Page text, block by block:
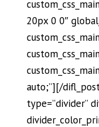
20px 0 0″
auto;”][/
type=”divider”